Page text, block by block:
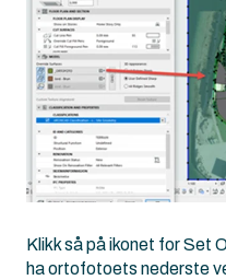
Klikk så på ikonet for Set
ha ortofotoets nederste